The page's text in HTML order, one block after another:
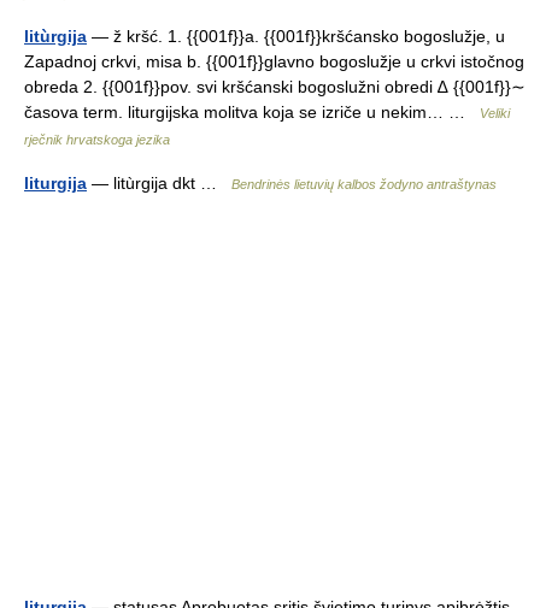
litùrgija — ž kršć. 1. {{001f}}a. {{001f}}kršćansko bogoslužje, u
Zapadnoj crkvi, misa b. {{001f}}glavno bogoslužje u crkvi istočnog
obreda 2. {{001f}}pov. svi kršćanski bogoslužni obredi ∆ {{001f}}∼
časova term. liturgijska molitva koja se izriče u nekim… …
Veliki
rječnik hrvatskoga jezika
liturgija — litùrgija dkt … Bendrinės lietuvių kalbos žodyno antraštynas